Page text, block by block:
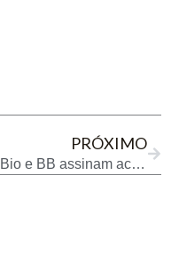
PRÓXIMO
PBio e BB assinam acordo para fortalecer produção de biocombustíveis